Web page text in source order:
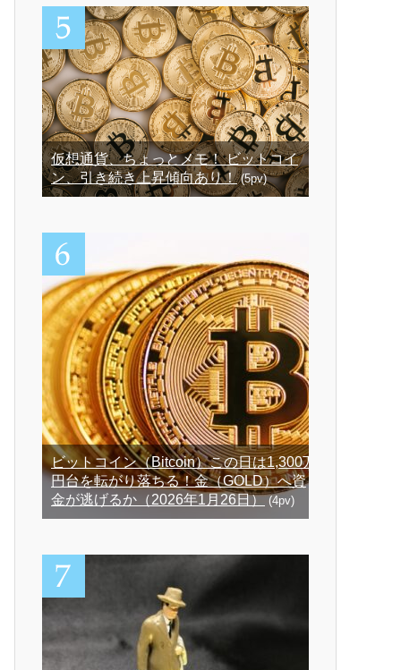
仮想通貨、ちょっとメモ！ ビットコイ
ン、引き続き上昇傾向あり！(5pv)
ビットコイン（Bitcoin）この日は1,300万
円台を転がり落ちる！金（GOLD）へ資
金が逃げるか（2026年1月26日） (4pv)